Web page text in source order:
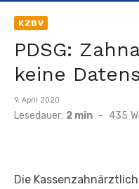
KZBV
PDSG:
keine
Veröffentlicht
am
9. April 2020
Lesedauer: 2 min - 435
Die